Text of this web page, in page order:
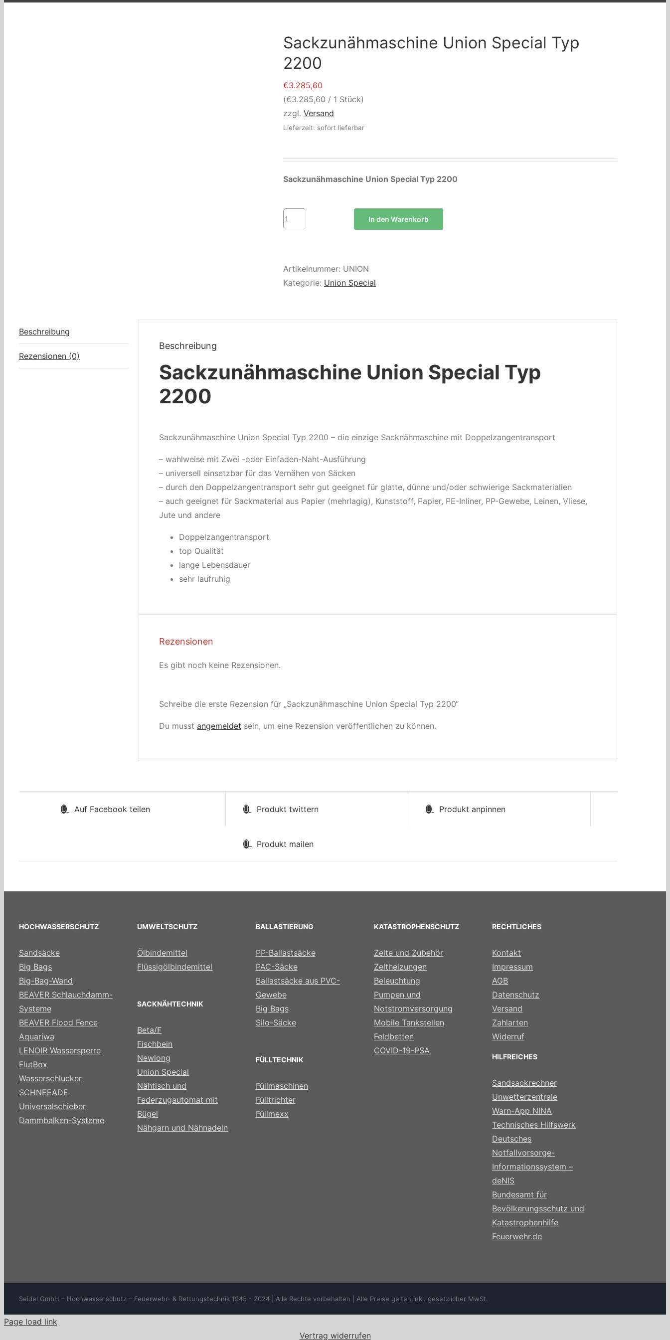
Sackzunähmaschine Union Special Typ
2200
€3.285,60
(€3.285,60 / 1 Stück)
zzgl. Versand
Lieferzeit: sofort lieferbar
Sackzunähmaschine Union Special Typ 2200
Sackzunähmaschine
Union
2200
Menge
In den Warenkorb
Artikelnummer: UNION
Kategorie: Union Special
Beschreibung
Rezensionen (0)
Beschreibung
Sackzunäh­maschine Union Special Typ
2200
Sackzunähmaschine Union Special Typ 2200 – die einzige Sacknähmaschine mit Doppelzangentransport
– wahlweise mit Zwei -oder Einfaden-Naht-Ausführung
– universell einsetzbar für das Vernähen von Säcken
– durch den Doppelzangentransport sehr gut geeignet für glatte, dünne und/oder schwierige Sackmaterialien
– auch geeignet für Sackmaterial aus Papier (mehrlagig), Kunststoff, Papier, PE-Inliner, PP-Gewebe, Leinen, Vliese,
Jute und andere
Doppelzangentransport
top Qualität
lange Lebensdauer
sehr laufruhig
Rezensionen
Es gibt noch keine Rezensionen.
Schreibe die erste Rezension für „Sackzunähmaschine Union Special Typ 2200“
Du musst angemeldet sein, um eine Rezension veröffentlichen zu können.
Auf Facebook teilen Produkt twittern Produkt anpinnen
Produkt mailen
HOCHWASSERSCHUTZ
Sandsäcke
Big Bags
Big-Bag-Wand
BEAVER Schlauchdamm-
Systeme
BEAVER Flood Fence
Aquariwa
LENOIR Wassersperre
FlutBox
Wasserschlucker
SCHNEEADE
Universalschieber
Dammbalken-Systeme
UMWELTSCHUTZ
Ölbindemittel
Flüssigölbindemittel
SACKNÄHTECHNIK
Beta/F
Fischbein
Newlong
Union Special
Nähtisch und
Federzugautomat mit
Bügel
Nähgarn und Nähnadeln
BALLASTIERUNG
PP-Ballastsäcke
PAC-Säcke
Ballastsäcke aus PVC-
Gewebe
Big Bags
Silo-Säcke
FÜLLTECHNIK
Füllmaschinen
Fülltrichter
Füllmexx
KATASTROPHENSCHUTZ
Zelte und Zubehör
Zeltheizungen
Beleuchtung
Pumpen und
Notstromversorgung
Mobile Tankstellen
Feldbetten
COVID-19-PSA
RECHTLICHES
Kontakt
Impressum
AGB
Datenschutz
Versand
Zahlarten
Widerruf
HILFREICHES
Sandsackrechner
Unwetterzentrale
Warn-App NINA
Technisches Hilfswerk
Deutsches
Notfallvorsorge-
Informationssystem –
deNIS
Bundesamt für
Bevölkerungsschutz und
Katastrophenhilfe
Feuerwehr.de
Seidel GmbH – Hochwasserschutz – Feuerwehr- & Rettungstechnik 1945 - 2024 | Alle Rechte vorbehalten | Alle Preise gelten inkl. gesetzlicher MwSt.
Page load link
Vertrag widerrufen